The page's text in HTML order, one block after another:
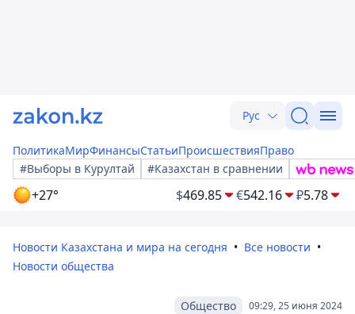
Рус
ПолитикаМирФинансыСтатьиПроисшествияПраво
#Выборы в Курултай
#Казахстан в сравнении
+27° $469.85 €542.16 ₽5.78
Новости Казахстана и мира на сегодня
Все новости
Новости общества
09:29, 25 июня 2024
Общество